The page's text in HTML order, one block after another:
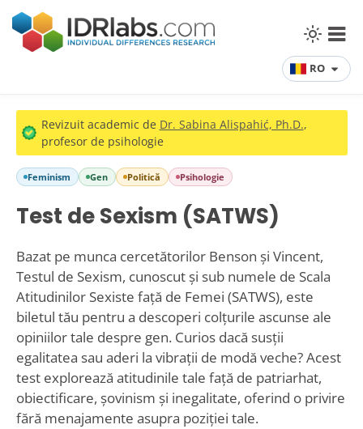
RO
Revizuit academic de Dr. Sabina Alispahić, Ph.D.,
profesor de psihologie
Feminism Gen Politică Psihologie
Test de Sexism (SATWS)
Bazat pe munca cercetătorilor Benson și Vincent,
Testul de Sexism, cunoscut și sub numele de Scala
Atitudinilor Sexiste față de Femei (SATWS), este
biletul tău pentru a descoperi colțurile ascunse ale
opiniilor tale despre gen. Curios dacă susții
egalitatea sau aderi la vibrații de modă veche? Acest
test explorează atitudinile tale față de patriarhat,
obiectificare, șovinism și inegalitate, oferind o privire
fără menajamente asupra poziției tale.